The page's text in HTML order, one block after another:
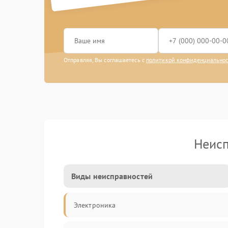
Отправляя, Вы соглашаетесь с политикой
Виды неисправностей
Электроника